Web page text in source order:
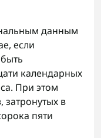
данным
если
календарных
При этом
в
пяти